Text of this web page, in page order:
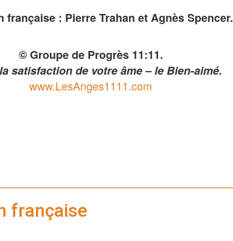
française : Pierre Trahan et Agnès Spencer.
© Groupe de Progrès 11:11.
satisfaction de votre âme – le Bien-aimé.
www.LesAnges1111.com
française